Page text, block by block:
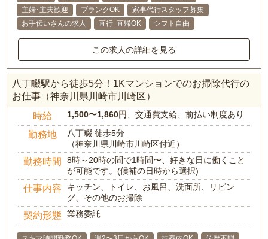
主婦･主夫歓迎
ブランクOK
家事代行スタッフ募集
お手伝いさんの求人
直行･直帰OK シフト自由
この求人の詳細を見る
八丁畷駅から徒歩5分！1Kマンションでのお掃除代行の
お仕事（神奈川県川崎市川崎区）
時給 1,500〜1,860円 、交通費支給、前払い制度あり
勤務地
八丁畷 徒歩5分
（神奈川県川崎市川崎区付近）
勤務時間
8時～20時の間で1時間〜、好きな日に働くこと
が可能です。(候補の日時から選択)
仕事内容
キッチン、トイレ、お風呂、洗面所、リビン
グ、その他のお掃除
契約形態 業務委託